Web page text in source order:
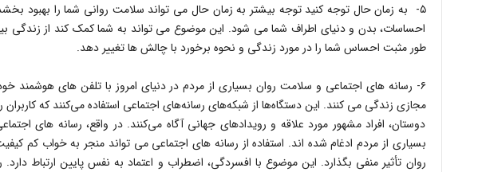
۵- به زمان حال توجه کنید توجه بیشتر به زمان حال می تواند سلامت روانی شما را بهبود
احساسات، بدن و دنیای اطراف شما می شود. این موضوع می تواند به شما کمک کند از زندگی
طور مثبت احساس شما را در مورد زندگی و نحوه برخورد با چالش ها تغییر دهد.
۶- رسانه های اجتماعی و سلامت روان بسیاری از مردم در دنیای امروز با تلفن های هوشمند
مجازی زندگی می کنند. این دستگاه‌ها از شبکه‌های رسانه‌های اجتماعی استفاده می‌کنند که کاربران
دوستان، افراد مشهور مورد علاقه و رویدادهای جهانی آگاه می‌کنند. در واقع، رسانه های
بسیاری از مردم ادغام شده اند. استفاده از رسانه های اجتماعی می تواند منجر به خواب کم
روان تأثیر منفی بگذارد. این موضوع با افسردگی، اضطراب و اعتماد به نفس پایین ارتباط